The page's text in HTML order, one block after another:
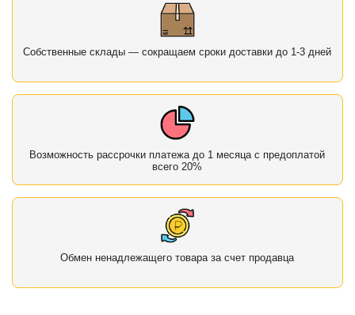
Собственные склады — сокращаем сроки доставки до 1-3 дней
Возможность рассрочки платежа до 1 месяца с предоплатой
всего 20%
Обмен ненадлежащего товара за счет продавца